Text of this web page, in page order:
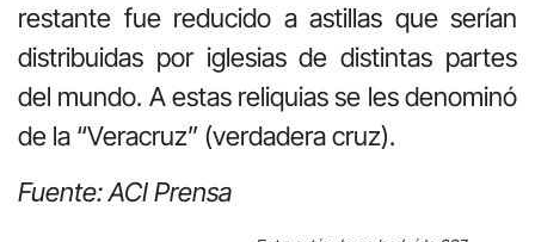
restante fue reducido a astillas que serían
distribuidas por iglesias de distintas partes
del mundo. A estas reliquias se les denominó
de la “Veracruz” (verdadera cruz).
Fuente: ACI Prensa